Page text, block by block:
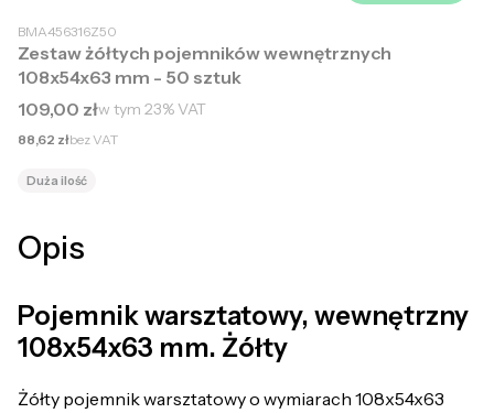
BMA456316Z50
Zestaw żółtych pojemników wewnętrznych
108x54x63 mm - 50 sztuk
Cena brutto
109,00 złw tym 23%VAT
Cena netto
88,62 złbez VAT
Duża ilość
Opis
Pojemnik warsztatowy, wewnętrzny
108x54x63 mm. Żółty
Żółty pojemnik warsztatowy o wymiarach 108x54x63